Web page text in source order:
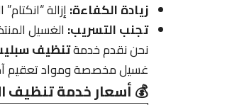
زيادة الكفاءة:إزالة
تجنب التسريب: الغسيل
نحن نقدم خدمةتنظيف
غسيل مخصصة ومواد تعقيم
💰 أسعار خدمة تنظيف